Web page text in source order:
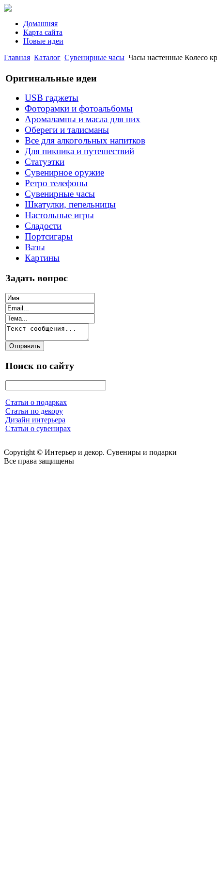
Домашняя
Карта сайта
Новые идеи
Главная Каталог Сувенирные часы Часы настенные Колесо
Оригинальные идеи
USB гаджеты
Фоторамки и фотоальбомы
Аромалампы и масла для них
Обереги и талисманы
Все для алкогольных напитков
Для пикника и путешествий
Статуэтки
Сувенирное оружие
Ретро телефоны
Сувенирные часы
Шкатулки, пепельницы
Настольные игры
Сладости
Портсигары
Вазы
Картины
Задать вопрос
Поиск по сайту
Статьи о подарках
Статьи по декору
Дизайн интерьера
Статьи о сувенирах
Copyright © Интерьер и декор. Сувениры и подарки
Все права защищены